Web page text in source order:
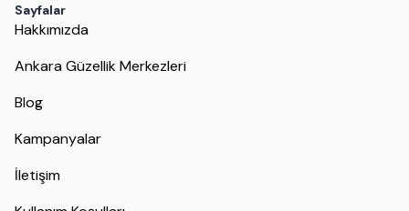
Sayfalar
Hakkımızda
Ankara Güzellik Merkezleri
Blog
Kampanyalar
İletişim